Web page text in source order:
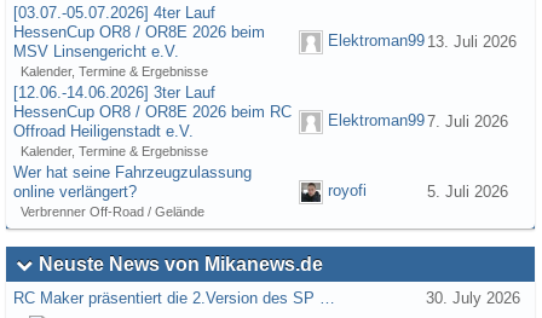
[03.07.-05.07.2026] 4ter Lauf
HessenCup OR8 / OR8E 2026 beim
MSV Linsengericht e.V.
Kalender, Termine & Ergebnisse
Elektroman99 13. Juli 2026
[12.06.-14.06.2026] 3ter Lauf
HessenCup OR8 / OR8E 2026 beim RC
Offroad Heiligenstadt e.V.
Kalender, Termine & Ergebnisse
Elektroman997. Juli 2026
Wer hat seine Fahrzeugzulassung
online verlängert?
Verbrenner Off-Road / Gelände
royofi 5. Juli 2026
Neuste News von Mikanews.de
RC Maker präsentiert die 2.Version des SP … 30. July 2026